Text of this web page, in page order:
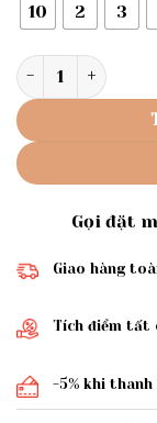
10 2 3
Rập giấy A0 mã
Gọi đặt
Giao hàng
Tích điểm tất
-5% khi